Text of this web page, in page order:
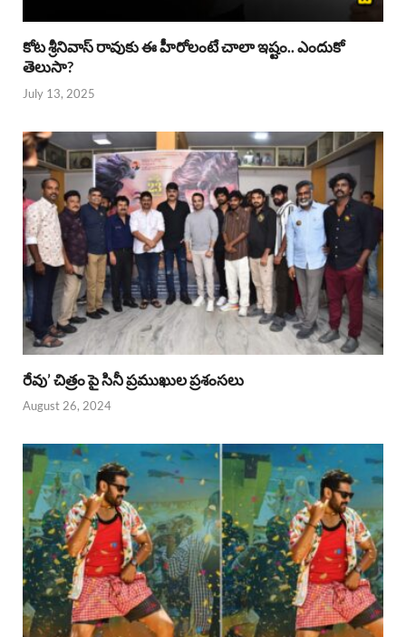
కోట శ్రీనివాస్ రావుకు ఈ హీరోలంటే చాలా ఇష్టం.. ఎందుకో
తెలుసా?
July 13, 2025
రేవు’ చిత్రం పై సినీ ప్రముఖుల ప్రశంసలు
August 26, 2024